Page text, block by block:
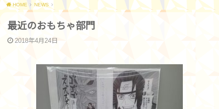
HOME NEWS
最近のおもちゃ部門
2018年4月24日